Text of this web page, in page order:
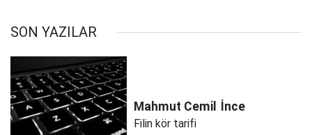
SON YAZILAR
Mahmut Cemil İnce
Filin kör tarifi